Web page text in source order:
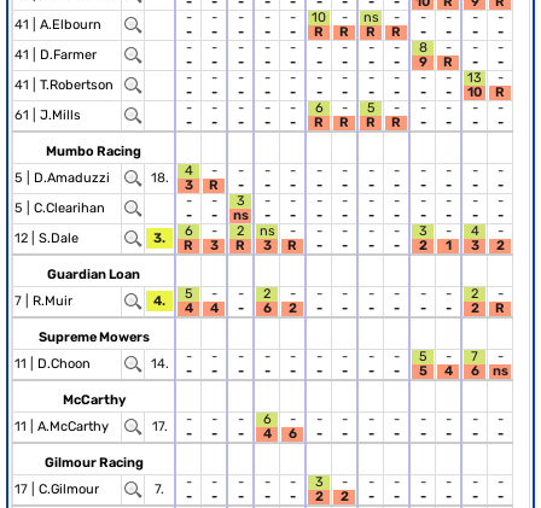
41 | A.Elbourn
-
-
-
-
-
-
-
-
-
-
10
R
-
R
ns
R
-
R
-
-
-
-
-
-
-
-
41 | D.Farmer
-
-
-
-
-
-
-
-
-
-
-
-
-
-
-
-
-
-
8
9
-
R
-
-
-
-
41 | T.Robertson
-
-
-
-
-
-
-
-
-
-
-
-
-
-
-
-
-
-
-
-
-
-
13
10
-
R
61 | J.Mills
-
-
-
-
-
-
-
-
-
-
6
R
-
R
5
R
-
R
-
-
-
-
-
-
-
-
Mumbo Racing
5 | D.Amaduzzi 18.
4
3
-
R
-
-
-
-
-
-
-
-
-
-
-
-
-
-
-
-
-
-
-
-
-
-
5 | C.Clearihan
-
-
-
-
3
ns
-
-
-
-
-
-
-
-
-
-
-
-
-
-
-
-
-
-
-
-
12 | S.Dale 3.
6
R
-
3
2
R
ns
3
-
R
-
-
-
-
-
-
-
-
3
2
-
1
4
3
-
2
Guardian Loan
7 | R.Muir 4.
5
4
-
4
-
-
2
6
-
2
-
-
-
-
-
-
-
-
-
-
-
-
2
2
-
R
Supreme Mowers
11 | D.Choon 14.
-
-
-
-
-
-
-
-
-
-
-
-
-
-
-
-
-
-
5
5
-
4
7
6
-
ns
McCarthy
11 | A.McCarthy 17.
-
-
-
-
-
-
6
4
-
6
-
-
-
-
-
-
-
-
-
-
-
-
-
-
-
-
Gilmour Racing
17 | C.Gilmour 7.
-
-
-
-
-
-
-
-
-
-
3
2
-
2
-
-
-
-
-
-
-
-
-
-
-
-